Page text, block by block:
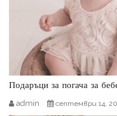
Подаръци за погача за
admin септември 14,